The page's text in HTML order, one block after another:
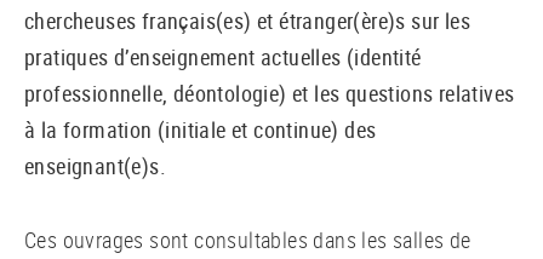
chercheuses français(es) et étranger(ère)s sur les
pratiques d’enseignement actuelles (identité
professionnelle, déontologie) et les questions relatives
à la formation (initiale et continue) des
enseignant(e)s.
Ces ouvrages sont consultables dans les salles de